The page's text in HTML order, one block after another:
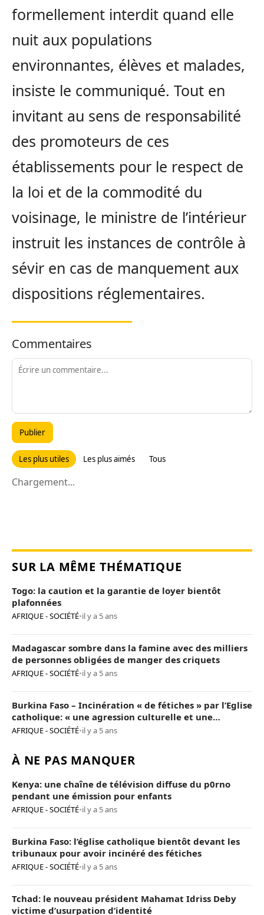
formellement interdit quand elle
nuit aux populations
environnantes, élèves et malades,
insiste le communiqué. Tout en
invitant au sens de responsabilité
des promoteurs de ces
établissements pour le respect de
la loi et de la commodité du
voisinage, le ministre de l’intérieur
instruit les instances de contrôle à
sévir en cas de manquement aux
dispositions réglementaires.
Commentaires
Publier
Les plus utiles Les plus aimés Tous
Chargement...
SUR LA MÊME THÉMATIQUE
Togo: la caution et la garantie de loyer bientôt
plafonnées
AFRIQUE - SOCIÉTÉ•il y a 5 ans
Madagascar sombre dans la famine avec des milliers
de personnes obligées de manger des criquets
AFRIQUE - SOCIÉTÉ•il y a 5 ans
Burkina Faso – Incinération « de fétiches » par l’Eglise
catholique: « une agression culturelle et une
provocation de trop »
AFRIQUE - SOCIÉTÉ•il y a 5 ans
À NE PAS MANQUER
Kenya: une chaîne de télévision diffuse du p0rno
pendant une émission pour enfants
AFRIQUE - SOCIÉTÉ•il y a 5 ans
Burkina Faso: l’église catholique bientôt devant les
tribunaux pour avoir incinéré des fétiches
AFRIQUE - SOCIÉTÉ•il y a 5 ans
Tchad: le nouveau président Mahamat Idriss Deby
victime d’usurpation d’identité